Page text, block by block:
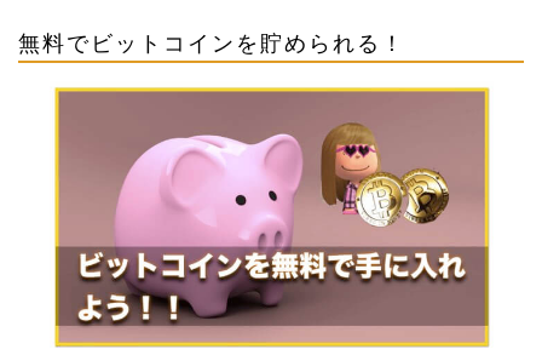
無料でビットコインを貯められる！